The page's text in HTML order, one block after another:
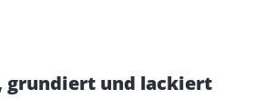
grundiert und lackiert